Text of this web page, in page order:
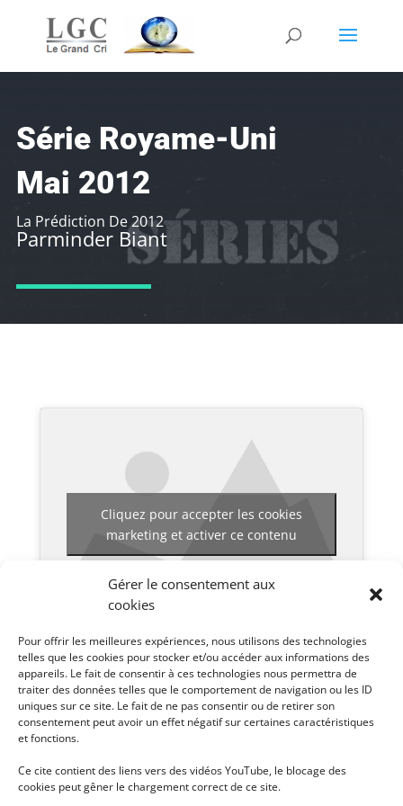
Gérer le consentement aux
cookies
Pour offrir les meilleures expériences, nous utilisons des technologies
telles que les cookies pour stocker et/ou accéder aux informations des
appareils. Le fait de consentir à ces technologies nous permettra de
traiter des données telles que le comportement de navigation ou les ID
uniques sur ce site. Le fait de ne pas consentir ou de retirer son
consentement peut avoir un effet négatif sur certaines caractéristiques
et fonctions.
Ce cite contient des liens vers des vidéos YouTube, le blocage des
cookies peut gêner le chargement correct de ce site.
Série Royame-Uni
Mai 2012
La Prédiction De 2012
Parminder Biant
Cliquez pour accepter les cookies
marketing et activer ce contenu
Pour voir les différentes vidéos disponibles pour ce
séminaire, cliquez en haut à droite sur
.